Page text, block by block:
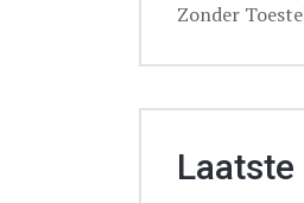
Zonder